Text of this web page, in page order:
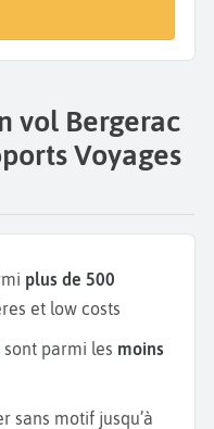
vol Bergerac
Voyages
plus de 500
et low costs
sont parmi les moins
sans motif jusqu’à